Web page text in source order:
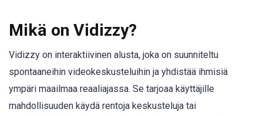
Mikä on Vidizzy?
Vidizzy on interaktiivinen alusta, joka on suunniteltu
spontaaneihin videokeskusteluihin ja yhdistää ihmisiä
ympäri maailmaa reaaliajassa. Se tarjoaa käyttäjille
mahdollisuuden käydä rentoja keskusteluja tai